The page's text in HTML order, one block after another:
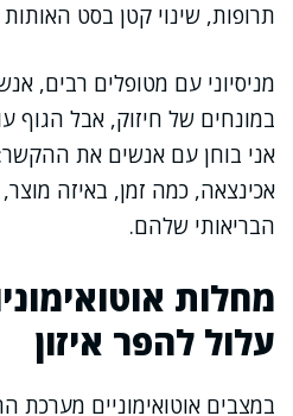
תרופות, שינוי קטן בסט האותות
מניסיוני עם מטופלים רבים,
במונחים של חיזוק, אבל הגוף
אני בוחן עם אנשים את
אכינצאה, כמה זמן, באיזה
הבריאותי שלהם.
מחלות
עלול להפר איזון
במצבים אוטואימוניים מערכת